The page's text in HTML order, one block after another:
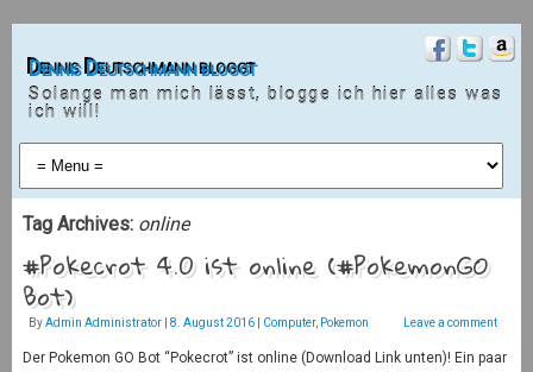
Dennis Deutschmann bloggt
Solange man mich lässt, blogge ich hier alles was
ich will!
Tag Archives: online
#Pokecrot 4.0 ist online (#PokemonGO
Bot)
ByAdmin Administrator 8. August 2016 Computer, Pokemon Leave a comment
Der Pokemon GO Bot “Pokecrot” ist online (Download Link unten)! Ein paar